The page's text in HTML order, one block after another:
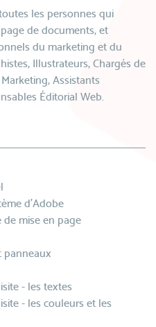
les personnes qui
de documents, et
du marketing et du
Illustrateurs, Chargés de
Assistants
Éditorial Web.
d'Adobe
de mise en page
panneaux
- les textes
- les couleurs et les